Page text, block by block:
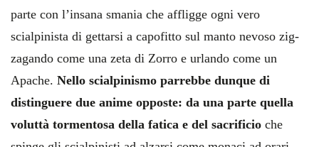
parte con l’insana smania che affligge ogni vero
scialpinista di gettarsi a capofitto sul manto nevoso zig-
zagando come una zeta di Zorro e urlando come un
Apache. Nello scialpinismo parrebbe dunque di
distinguere due anime opposte: da una parte quella
voluttà tormentosa della fatica e del sacrificio che